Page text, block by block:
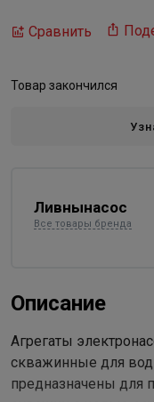
Сравнить
Товар закончился
Ливнынасос
Все товары бренда
Описание
Агрегаты
скважинные для
предназначены для